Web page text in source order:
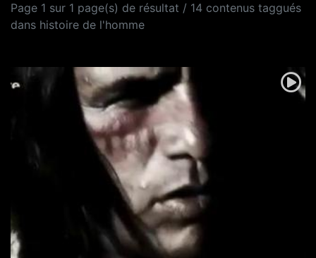
Page 1 sur 1 page(s) de résultat / 14 contenus taggués
dans histoire de l'homme